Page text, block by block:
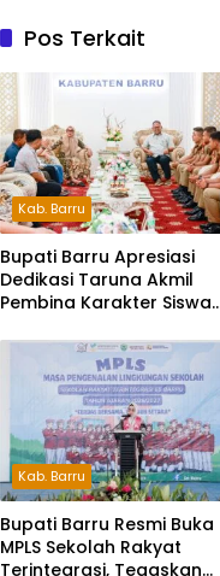
Pos Terkait
Kab. Barru
Bupati Barru Apresiasi
Dedikasi Taruna Akmil
Pembina Karakter Siswa
Kab. Barru
Bupati Barru Resmi Buka
MPLS Sekolah Rakyat
Terintegrasi, Tegaskan